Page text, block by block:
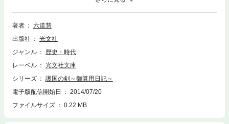
明と「交ざり者」の企てを阻止できるのか。姿を見せぬ前藩主の弟。そし
て、人見藩の至宝、幻の花とは何か。人気絶頂の大好評シリーズ、待望の
第10弾！
著者
六道慧
出版社
光文社
ジャンル
歴史・時代
レーベル
光文社文庫
シリーズ
護国の剣～御算用日記～
電子版配信開始日
2014/07/20
ファイルサイズ
0.22 MB